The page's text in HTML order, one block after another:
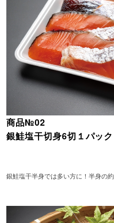
商品№02
銀鮭塩干切身6切１パック
銀鮭塩干半身では多い方に！半身の